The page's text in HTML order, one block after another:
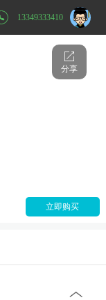
13349333410
分享
立即购买